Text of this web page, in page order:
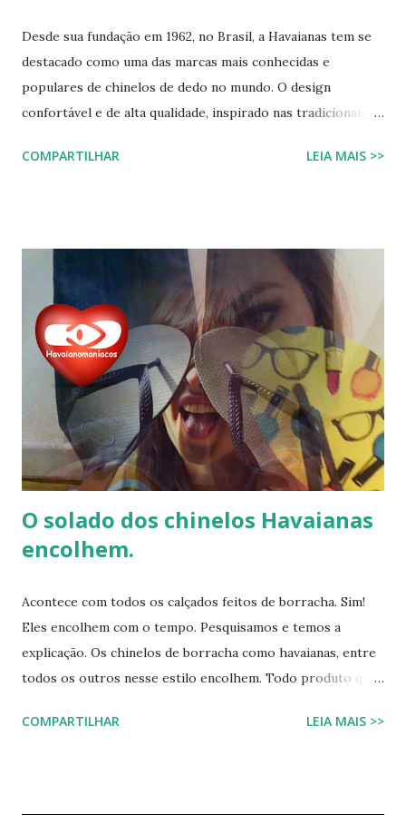
Desde sua fundação em 1962, no Brasil, a Havaianas tem se
destacado como uma das marcas mais conhecidas e
populares de chinelos de dedo no mundo. O design
confortável e de alta qualidade, inspirado nas tradicionais
coração dos consumidores em todo o mundo. Hoje, a marca
uma marca frequentemente associada ao estilo de vida
descontraído e ao clima quente. Além dos chinelos, a marca
também oferece bolsas, mochilas e acessórios, solidificando
sua presença na moda e na cultura popular. A Havaianas tem
colaborado com diversas marcas e celebridades ao longo
dos anos, criando coleções limitadas e edições especiais de
seus produtos. Amplamente conhecida por seus esforços
de responsabilidade social e ambiental, a havaianas
implementa práticas sustentáveis em sua p...
COMPARTILHAR LEIA MAIS >>
O solado dos chinelos Havaianas
encolhem.
Acontece com todos os calçados feitos de borracha. Sim!
Eles encolhem com o tempo. Pesquisamos e temos a
explicação. Os chinelos de borracha como havaianas, entre
todos os outros nesse estilo encolhem. Todo produto que
tanto do calor quanto do frio, ou seja, durante o processo
COMPARTILHAR LEIA MAIS >>